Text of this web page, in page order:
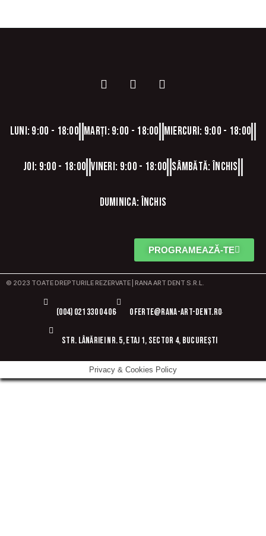
Luni: 9:00 - 18:00 Marți: 9:00 - 18:00 Miercuri: 9:00 - 18:00
Joi: 9:00 - 18:00 Vineri: 9:00 - 18:00 Sâmbătă: Închis
Duminica: Închis
PROGRAMEAZĂ-TE
© 2023 TOATE DREPTURILE REZERVATE | RANA ART DENT S.R.L.
(004) 021 330 04 06 oferte@rana-art-dent.ro
Str. Lânăriei nr. 5, etaj 1, sector 4, București
Privacy & Cookies Policy